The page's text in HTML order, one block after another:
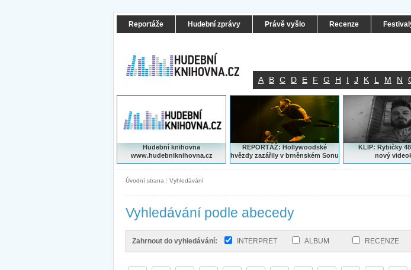
Reportáže Hudební zprávy Právě vyšlo Recenze
A B C D E F G H I J K L M N
Hudební knihovna
www.hudebniknihovna.cz
REPORTÁŽ: Hollywoodské
hvězdy zazářily v brněnském Sonu
KLIP: Rybičky
nový
Úvodní strana | Vyhledávání
Vyhledávání podle abecedy
Zahrnout do vyhledávání: INTERPRET ALBUM RECENZE